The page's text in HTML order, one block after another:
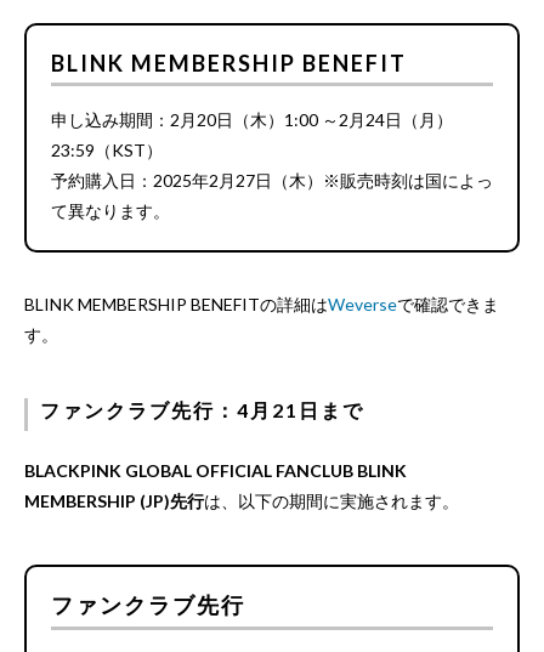
BLINK MEMBERSHIP BENEFIT
申し込み期間：2月20日（木）1:00 ～2月24日（月）
23:59（KST）
予約購入日：2025年2月27日（木）※販売時刻は国によっ
て異なります。
BLINK MEMBERSHIP BENEFITの詳細はWeverseで確認できま
す。
ファンクラブ先行：4月21日まで
BLACKPINK GLOBAL OFFICIAL FANCLUB BLINK
MEMBERSHIP (JP)先行は、以下の期間に実施されます。
ファンクラブ先行